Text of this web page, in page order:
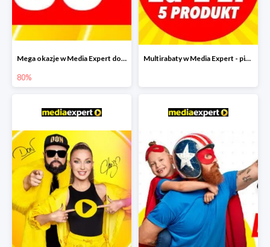
Mega okazje w Media Expert do -80%
80%
Multirabaty w Media Expert - piąty produkt za 1 zł